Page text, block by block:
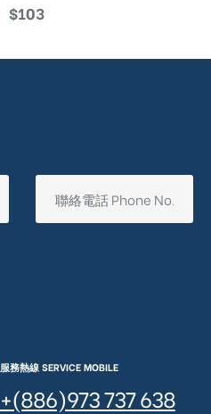
$103
服務熱線 SERVICE MOBILE
+(886)973 737 638